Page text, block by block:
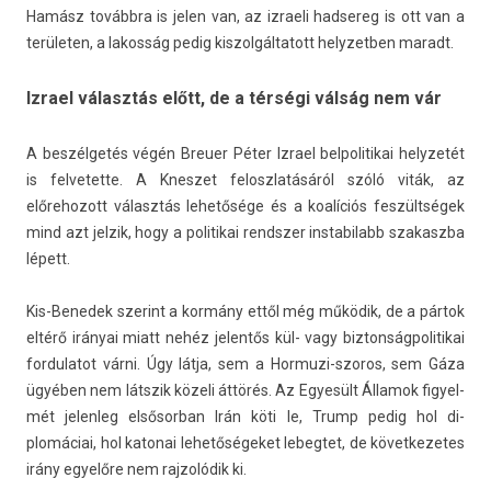
Hamász továbbra is jelen van, az iz­raeli had­sereg is ott van a
területen, a lakos­ság pedig kis­zolgál­tatott helyzetb­en maradt.
Izrael választás előtt, de a térségi válság nem vár
A beszélgetés végén Breu­er Péter Iz­rael be­lpolitikai helyzetét
is fel­vetet­te. A Knes­zet feloszlatásáról szóló viták, az
előrehozott választás lehetősége és a koalíciós feszültségek
mind azt jel­zik, hogy a politikai re­ndsz­er in­stabilabb szakaszba
lépett.
Kis-Benedek szerint a kormány ettől még működik, de a pártok
eltérő irányai miatt nehéz jelen­tős kül- vagy bi­zton­ságpolitikai
for­dulatot várni. Úgy látja, sem a Hormuzi-szoros, sem Gáza
ügyében nem látszik közeli áttörés. Az Egyesült Államok figyel­
mét jelen­leg el­sősor­ban Irán köti le, Trump pedig hol di­
plomáciai, hol katonai lehetőségeket lebeg­tet, de követ­kezetes
irány egyelőre nem raj­zolódik ki.